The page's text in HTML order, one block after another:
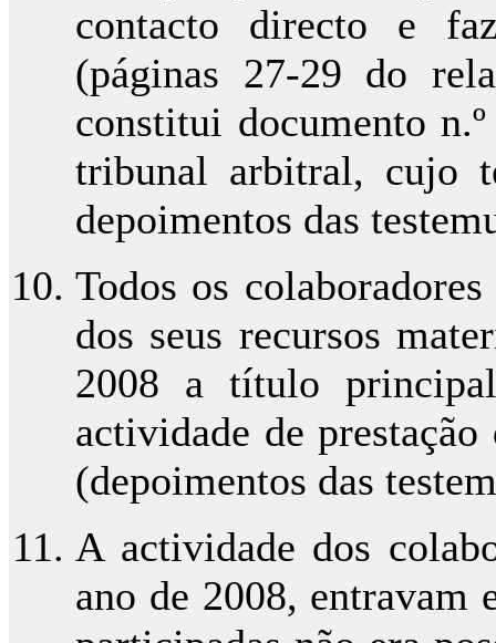
contacto directo e
(páginas 27-29 do
constitui documento
tribunal arbitral, cujo
depoimentos das
Todos os
dos seus recursos
2008 a título
actividade de
(depoimentos das
A actividade dos
ano de 2008, entravam